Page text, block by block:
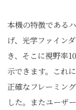
本機の特徴である
げ、光学ファイン
き、そこに視野率
示できます。これ
正確なフレーミン
した。またユーザ